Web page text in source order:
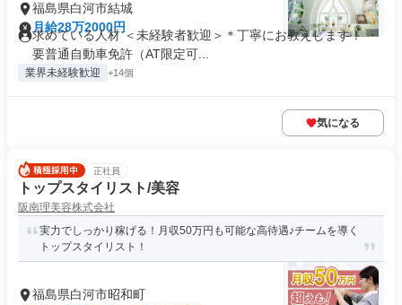
福島県白河市結城
月給28万2000円
求めている人材 ＜未経験者歓迎＞＊丁寧にお教えします！ ・
要普通自動車免許（AT限定可...
業界未経験歓迎 +14個
気になる
正社員
トップスタイリスト/美容
阪南理美容株式会社
実力でしっかり稼げる！月収50万円も可能な高待遇♪チームを導く
トップスタイリスト！
福島県白河市昭和町